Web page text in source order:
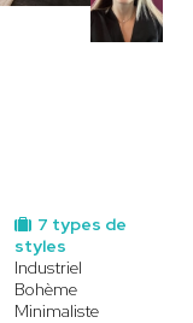
7 types de
styles
Industriel
Bohème
Minimaliste